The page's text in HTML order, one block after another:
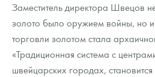
Заместитель директора Швецов
золото было оружием войны, но
торговли золотом стала
«Традиционная система с
швейцарских городах,